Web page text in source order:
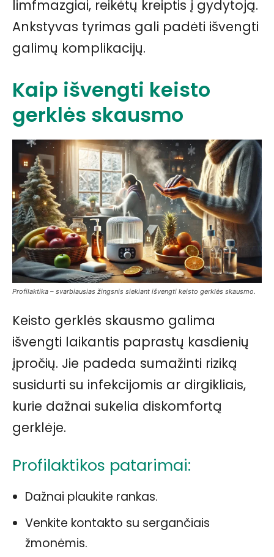
limfmazgiai, reikėtų kreiptis į gydytoją.
Ankstyvas tyrimas gali padėti išvengti
galimų komplikacijų.
Kaip išvengti keisto
gerklės skausmo
Profilaktika – svarbiausias žingsnis siekiant išvengti keisto gerklės skausmo.
Keisto gerklės skausmo galima
išvengti laikantis paprastų kasdienių
įpročių. Jie padeda sumažinti riziką
susidurti su infekcijomis ar dirgikliais,
kurie dažnai sukelia diskomfortą
gerklėje.
Profilaktikos patarimai:
Dažnai plaukite rankas.
Venkite kontakto su sergančiais
žmonėmis.